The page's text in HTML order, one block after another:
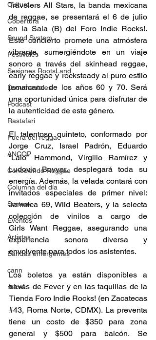
Cultura
Cobertura
Sound System
Festivales
Sesiones RootsLand
Documentales
Podcast
Rastafari
Fuera del reggae
ANCOP
Conociendo Reggae
Columna del día
Sorteos
Eventos
Artistas
Bandas emergentes
cann
raices
Travelers All Stars, la banda mexicana
de reggae, se presentará el 6 de julio
en la Sala (B) del Foro Indie Rocks!.
Este concierto promete una atmósfera
vibrante, sumergiéndote en un viaje
sonoro a través del skinhead reggae,
early reggae y rocksteady al puro estilo
jamaicano de los años 60 y 70. Será
una oportunidad única para disfrutar de
la autenticidad de este género.
El talentoso quinteto, conformado por
Jorge Cruz, Israel Padrón, Eduardo
“Lalo” Hammond, Virgilio Ramírez y
Ludovic Bovver, desplegará toda su
energía. Además, la velada contará con
invitados especiales de primer nivel:
Jamaica 69, Wild Beaters, y la selecta
colección de vinilos a cargo de
Girls Want Reggae, asegurando una
experiencia sonora diversa y
envolvente para todos los asistentes.
Los boletos ya están disponibles a
través de Fever y en las taquillas de la
#43, Roma Norte, CDMX). La preventa
tiene un costo de $350 para zona
general y $500 para balcón. Se